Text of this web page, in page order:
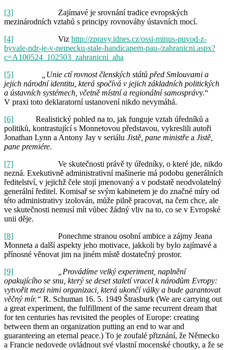
[3] Zajímavé je srovnání tradice evropských
mezinárodních vztahů s principy rovnováhy ústavních mocí.
[4] Viz http://zpravy.idnes.cz/ossi-minus-puvod-z-
byvale-ndr-je-v-nemecku-stale-handicapem-pau-/zahranicni.aspx?
c=A100524_102503_zahranicni_aha
[5]
Unie ctí rovnost členských států před Smlouvami a
jejich národní identitu, která spočívá v jejich základních politických
a ústavních systémech, včetně místní a regionální samosprávy.“
V praxi toto deklaratorní ustanovení nikdo nevymáhá.
[6] Realistický pohled na to, jak funguje vztah úředníků a
politiků, kontrastující s Monnetovou představou, vykreslili autoři
Jonathan Lynn a Antony Jay v seriálu Jistě, pane ministře a Jistě,
pane premiére.
[7] Ve skutečnosti právě ty úředníky, o které jde, nikdo
nezná. Exekutivně administrativní mašinerie má podobu generálních
ředitelství, v jejichž čele stojí jmenovaný a v podstatě neodvolatelný
generální ředitel. Komisař se svým kabinetem je do značné míry od
této administrativy izolován, může pilně pracovat, na čem chce, ale
ve skutečnosti nemusí mít vůbec žádný vliv na to, co se v Evropské
unii děje.
[8] Ponechme stranou osobní ambice a zájmy Jeana
Monneta a další aspekty jeho motivace, jakkoli by bylo zajímavé a
přínosné věnovat jim na jiném místě dostatečný prostor.
[9]
„Provádíme velký experiment, naplnění
opakujícího se snu, který se deset staletí vracel k národům Evropy:
vytvořit mezi nimi organizaci, která ukončí války a bude garantovat
věčný mír.“ R. Schuman 16. 5. 1949 Štrasburk (We are carrying out
a great experiment, the fulfillment of the same recurrent dream that
for ten centuries has revisited the peoples of Europe: creating
between them an organization putting an end to war and
guaranteeing an eternal peace.) To je zoufalé přiznání, že Německo
a Francie nedovede ovládnout své vlastní mocenské choutky, a že se